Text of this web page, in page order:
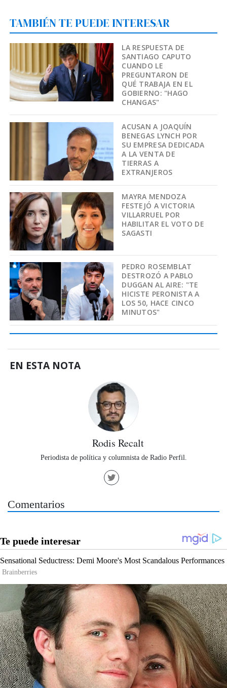
TAMBIÉN TE PUEDE INTERESAR
LA RESPUESTA DE
SANTIAGO CAPUTO
CUANDO LE
PREGUNTARON DE
QUÉ TRABAJA EN EL
GOBIERNO: "HAGO
CHANGAS"
ACUSAN A JOAQUÍN
BENEGAS LYNCH POR
SU EMPRESA DEDICADA
A LA VENTA DE
TIERRAS A
EXTRANJEROS
MAYRA MENDOZA
FESTEJÓ A VICTORIA
VILLARRUEL POR
HABILITAR EL VOTO DE
SAGASTI
PEDRO ROSEMBLAT
DESTROZÓ A PABLO
DUGGAN AL AIRE: "TE
HICISTE PERONISTA A
LOS 50, HACE CINCO
MINUTOS"
EN ESTA NOTA
Rodis Recalt
Periodista de política y columnista de Radio Perfil.
Comentarios